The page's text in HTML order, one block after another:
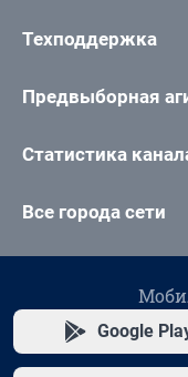
Техподдержка
Предвыборная
Статистика
Все города сети
Google